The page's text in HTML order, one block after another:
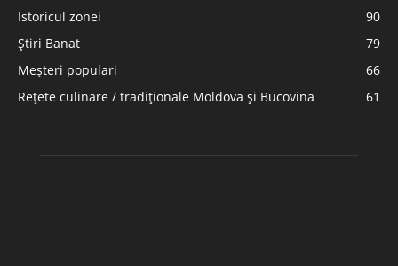
Istoricul zonei
90
Știri Banat
79
Meșteri populari
66
Rețete culinare / tradiționale Moldova și Bucovina
61